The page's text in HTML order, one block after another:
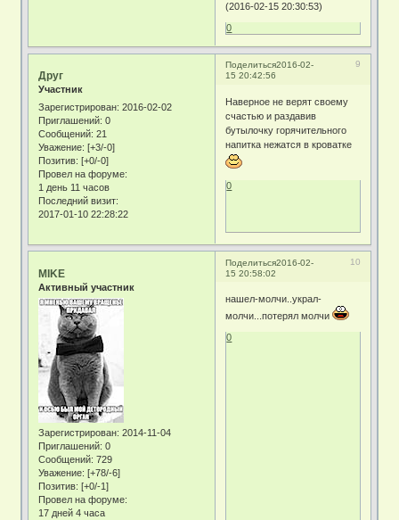
(2016-02-15 20:30:53)
0
Поделиться 9
2016-02-
15 20:42:56
Друг
Участник
Зарегистрирован: 2016-02-02
Приглашений: 0
Сообщений: 21
Уважение: [+3/-0]
Позитив: [+0/-0]
Провел на форуме:
1 день 11 часов
Последний визит:
2017-01-10 22:28:22
Наверное не верят своему
счастью и раздавив
бутылочку горячительного
напитка нежатся в кроватке
0
Поделиться 10
2016-02-
15 20:58:02
MIKE
Активный участник
Зарегистрирован: 2014-11-04
Приглашений: 0
Сообщений: 729
Уважение: [+78/-6]
Позитив: [+0/-1]
Провел на форуме:
17 дней 4 часа
нашел-молчи..украл-
молчи...потерял молчи
0